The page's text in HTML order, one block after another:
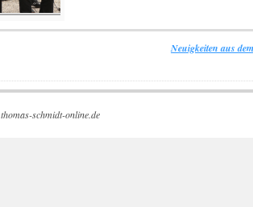
Neuigkeiten aus
thomas-schmidt-online.de